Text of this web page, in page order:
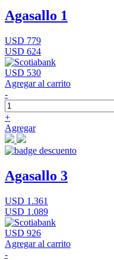
Agasallo 1
USD 779
USD 624
USD 530
Agregar al carrito
-
+
Agregar
Agasallo 3
USD 1.361
USD 1.089
USD 926
Agregar al carrito
-